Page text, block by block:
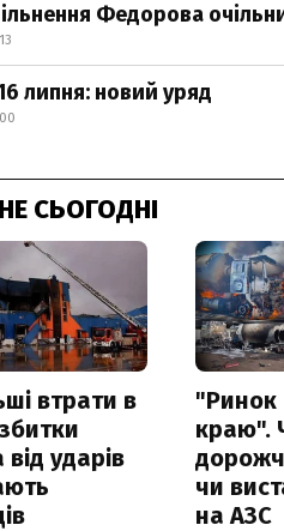
Федорова
липня: новий уряд
СЬОГОДНІ
втрати в
збитки
ударів
"Ринок
краю".
чи
на АЗС